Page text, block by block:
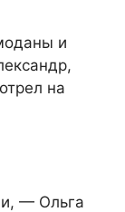
и
на
— Ольга